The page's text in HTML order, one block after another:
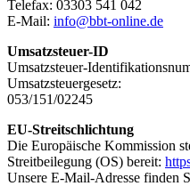
Telefax: 03303 541 042
E-Mail: info@bbt-online.de
Umsatzsteuer-ID
Umsatzsteuer-
Umsatzsteuergesetz:
053/151/02245
EU-Streitschlichtung
Die Europäische Kommission
Streitbeilegung (OS) bereit:
Unsere E-Mail-Adresse finden